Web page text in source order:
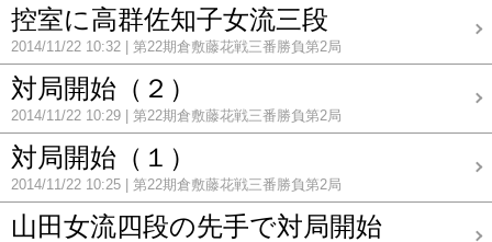
控室に高群佐知子女流三段
2014/11/22 10:32 第22期倉敷藤花戦三番勝負第2局
対局開始（２）
2014/11/22 10:29 第22期倉敷藤花戦三番勝負第2局
対局開始（１）
2014/11/22 10:25 第22期倉敷藤花戦三番勝負第2局
山田女流四段の先手で対局開始